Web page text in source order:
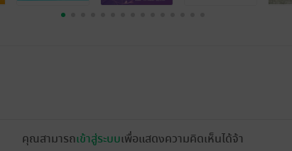
คุณสามารถเข้าสู่ระบบเพื่อแสดงความคิดเห็นได้จ้า